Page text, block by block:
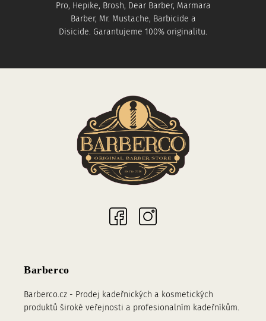
Pro, Hepike, Brosh, Dear Barber, Marmara
Barber, Mr. Mustache, Barbicide a
Disicide. Garantujeme 100% originalitu.
Barberco
Barberco.cz - Prodej kadeřnických a kosmetických
produktů široké veřejnosti a profesionalním kadeřníkům.